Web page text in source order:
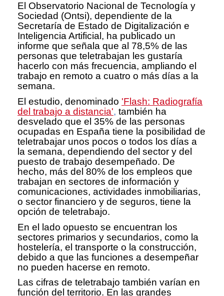
El Observatorio Nacional de Tecnología y
Sociedad (Ontsi), dependiente de la
Secretaría de Estado de Digitalización e
Inteligencia Artificial, ha publicado un
informe que señala que al 78,5% de las
personas que teletrabajan les gustaría
hacerlo con más frecuencia, ampliando el
trabajo en remoto a cuatro o más días a la
semana.
El estudio, denominado 'Flash: Radiografía
del trabajo a distancia', también ha
desvelado que el 35% de las personas
ocupadas en España tiene la posibilidad de
teletrabajar unos pocos o todos los días a
la semana, dependiendo del sector y del
puesto de trabajo desempeñado. De
hecho, más del 80% de los empleos que
trabajan en sectores de información y
comunicaciones, actividades inmobiliarias,
o sector financiero y de seguros, tiene la
opción de teletrabajo.
En el lado opuesto se encuentran los
sectores primarios y secundarios, como la
hostelería, el transporte o la construcción,
debido a que las funciones a desempeñar
no pueden hacerse en remoto.
Las cifras de teletrabajo también varían en
función del territorio. En las grandes